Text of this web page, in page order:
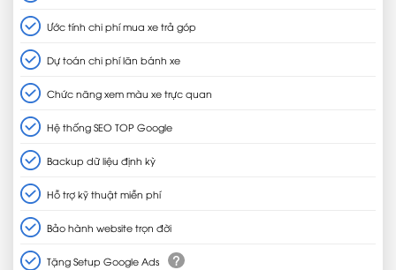
Ước tính chi phí mua xe trả góp
Dự toán chi phí lăn bánh xe
Chức năng xem màu xe trực quan
Hệ thống SEO TOP Google
Backup dữ liệu định kỳ
Hỗ trợ kỹ thuật miễn phí
Bảo hành website trọn đời
Tặng Setup Google Ads ?